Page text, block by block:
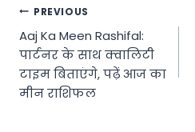
Post
navigation
PREVIOUS
Aaj Ka Meen Rashifal:
पार्टनर के साथ क्वालिटी
टाइम बिताएंगे, पढ़ें आज का
मीन राशिफल